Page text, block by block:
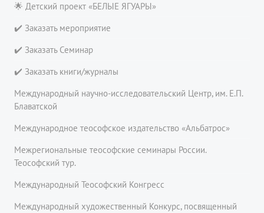
🌟 Детский проект «БЕЛЫЕ ЯГУАРЫ»
✔️ Заказать мероприятие
✔️ Заказать Семинар
✔️ Заказать книги/журналы
Международный научно-исследовательский Центр, им. Е.П.
Блаватской
Международное теософское издательство «Альбатрос»
Межрегиональные теософские семинары России.
Теософский тур.
Международный Теософский Конгресс
Международный художественный Конкурс, посвященный